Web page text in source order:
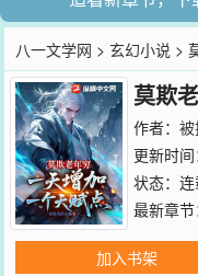
八一文学网 >玄幻小说 >
莫欺
作者：
更新时
状态：
最新章节
加入书架